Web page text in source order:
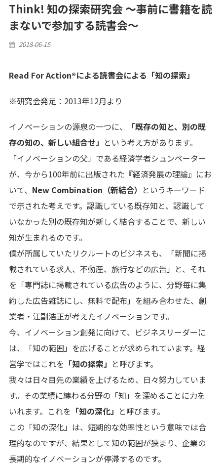
Think! 知の探索研究会 〜事前に書籍を読
まないで参加する読書会〜
Posted
2018-06-15
Read For Action®による読書会による「知の探索」
※研究会発足：2013年12月より
イノベーションの源泉の一つに、
「既存の知と、別の既
存の知の、新しい組合せ」 という考え方があります。
「イノベーションの父」である経済学者シュンペーター
が、今から100年前に出版された『経済発展の理論』にお
いて、 New Combination（新結合） というキーワード
で示された考えです。認識している既存知と、認識して
いなかった別の既存知が新しく結合することで、新しい
知が生まれるのです。
僕が所属していたリクルートのビジネスも、「新聞に掲
載されている求人、不動産、旅行などの広告」と、それ
を「専門誌に掲載されている広告のように、分野毎に集
約した広告雑誌にし、無料で配布」を組み合わせた、創
業者・江副浩正が考えたイノベーションです。
今、イノベーション創発に向けて、ビジネスリーダーに
は、「知の範囲」を広げることが求められています。経
営学ではこれを 「知の探索」 と呼びます。
我々は日々目先の業績を上げるため、日々努力していま
す。その業績に纏わる分野の「知」を深めることに力を
いれます。これを 「知の深化」 と呼びます。
この「知の深化」は、短期的な効率性という意味では合
理的なのですが、結果として知の範囲が狭まり、企業の
長期的なイノベーションが停滞するのです。